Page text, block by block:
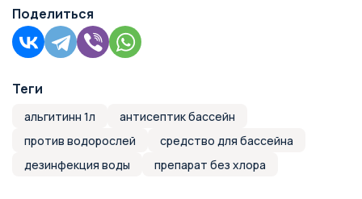
Поделиться
Теги
альгитинн 1л
антисептик бассейн
против водорослей
средство для бассейна
дезинфекция воды
препарат без хлора